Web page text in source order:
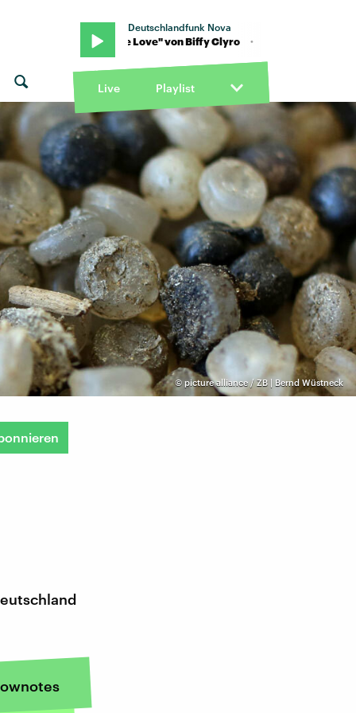
Deutschlandfunk Nova
· "A Little Love" von Biffy Clyro · "A Little Love" von Biffy Clyro
Live Playlist
© picture alliance / ZB | Bernd Wüstneck